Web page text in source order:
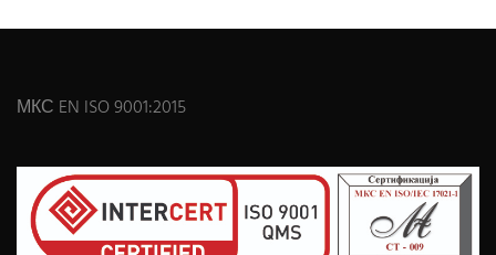
МКС EN ISO 9001:2015